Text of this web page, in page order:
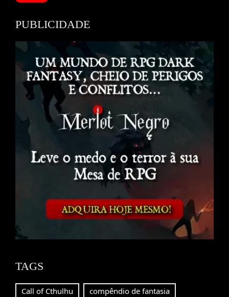
YouTube
Channel
PUBLICIDADE
TAGS
Call of Cthulhu
compêndio de fantasia